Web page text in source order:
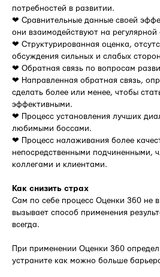
потребностей в развитии.
❤ Сравнительные данные своей
они взаимодействуют на регулярной
❤ Структурированная оценка,
обсуждения сильных и слабых
❤ Обратная связь по вопросам
❤ Направленная обратная связь,
сделать более или менее, чтобы
эффективными.
❤ Процесс установления лучших
любимыми боссами.
❤ Процесс налаживания более
непосредственными подчиненными,
коллегами и клиентами.
Как снизить страх
Сам по себе процесс Оценки 360 не
вызывает способ применения
всегда.
При применении Оценки 360
устраните как можно больше